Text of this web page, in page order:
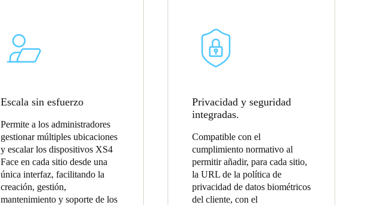
Escala sin esfuerzo
Permite a los administradores
gestionar múltiples ubicaciones
y escalar los dispositivos XS4
Face en cada sitio desde una
única interfaz, facilitando la
creación, gestión,
mantenimiento y soporte de los
Privacidad y seguridad
integradas.
Compatible con el
cumplimiento normativo al
permitir añadir, para cada sitio,
la URL de la política de
privacidad de datos biométricos
del cliente, con el